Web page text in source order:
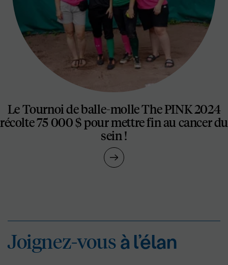
Le Tournoi de balle-molle The PINK 2024
récolte 75 000 $ pour mettre fin au cancer du
sein !
Joignez-vousà
Joignez-vousà l’élan